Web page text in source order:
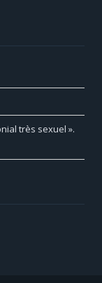
très sexuel ».